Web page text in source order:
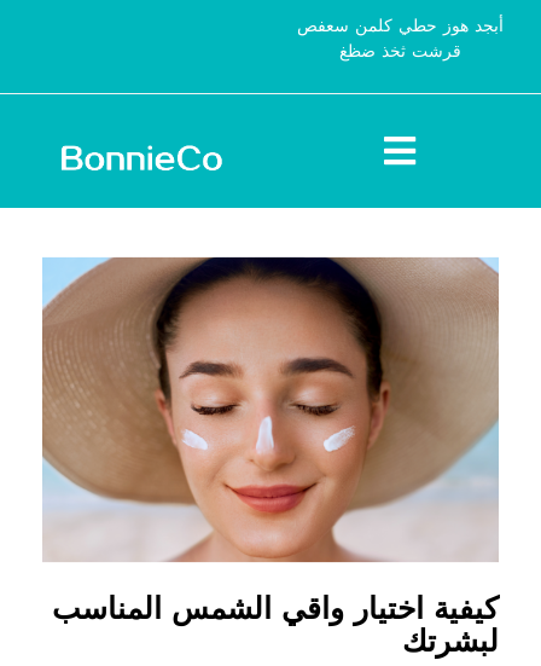
أبجد هوز حطي كلمن سعفص
قرشت ثخذ ضظغ
كيفية اختيار واقي الشمس المناسب
لبشرتك